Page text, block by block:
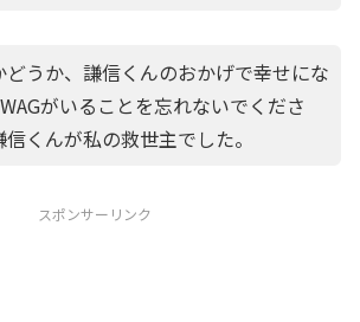
どうか、謙信くんのおかげで幸せにな
がいることを忘れないでくださ
信くんが私の救世主でした。
スポンサーリンク